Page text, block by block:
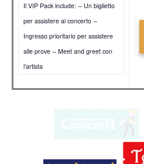
Il VIP Pack include: – Un biglietto
per assistere al concerto –
Ingresso prioritario per assistere
alle prove – Meet and greet con
l’artista